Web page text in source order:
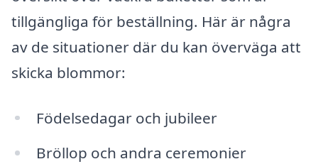
tillgängliga för beställning. Här är några
av de situationer där du kan överväga att
skicka blommor:
Födelsedagar och jubileer
Bröllop och andra ceremonier